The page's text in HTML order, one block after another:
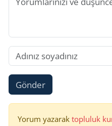
Gönder
Yorum yazarak topluluk